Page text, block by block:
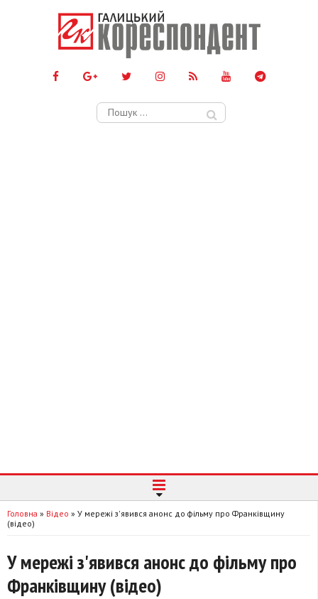
Пошук:
Головна » Відео » У мережі з'явився анонс до фільму про Франківщину
(відео)
У мережі з'явився анонс до фільму про
Франківщину (відео)